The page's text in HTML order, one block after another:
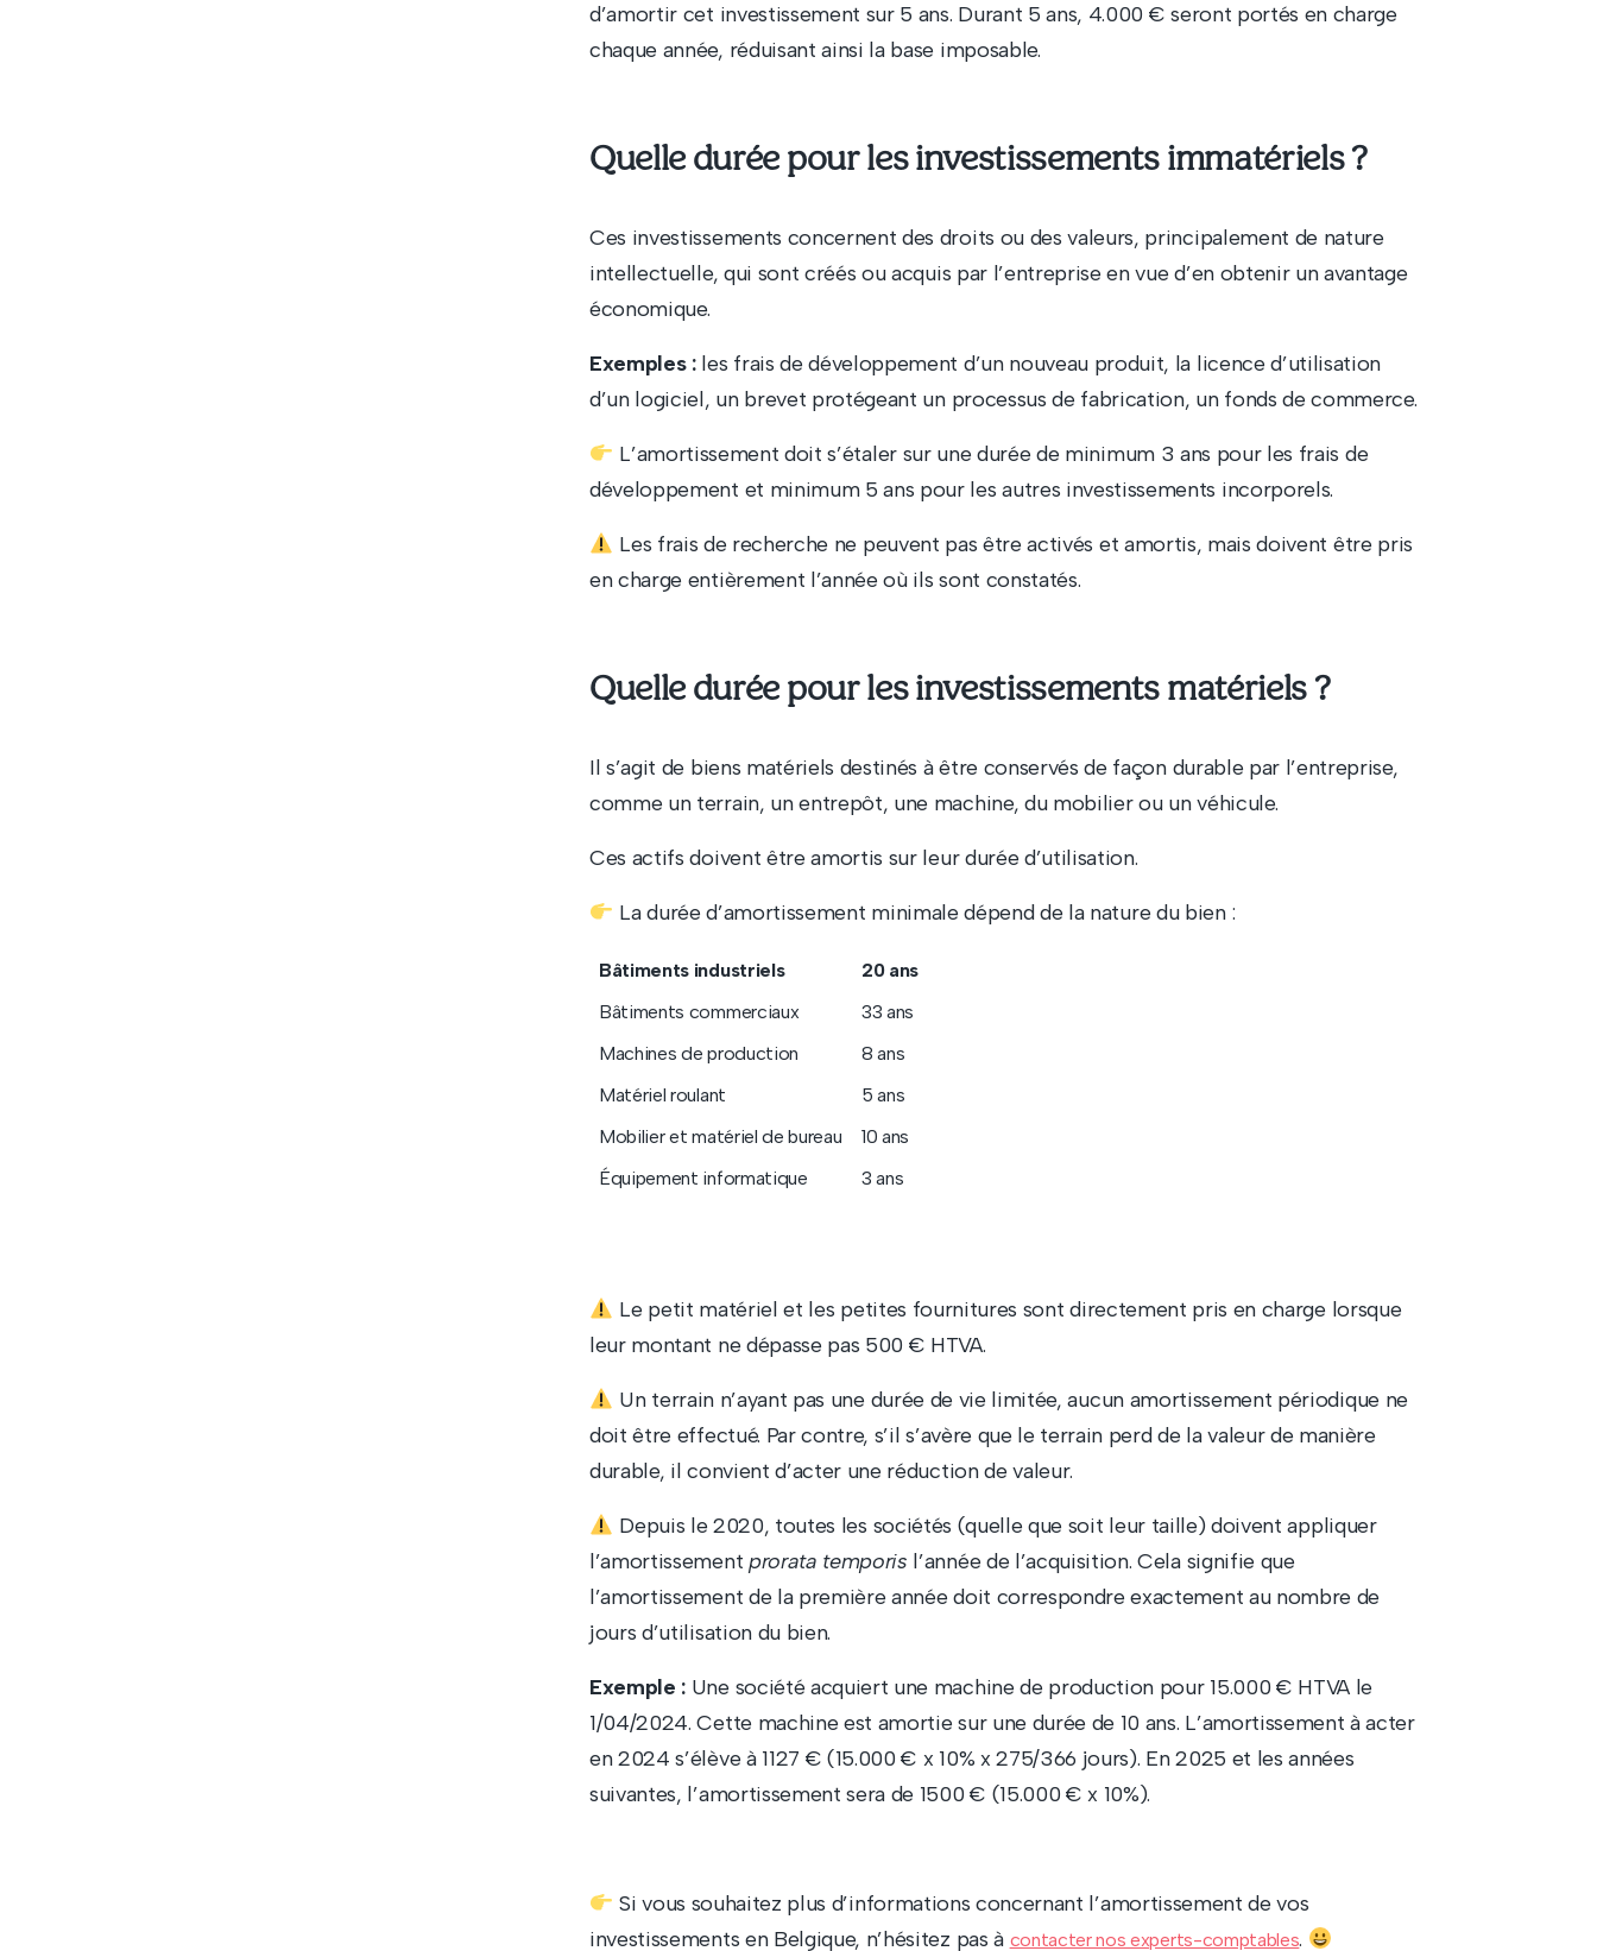
d’amortir cet investissement sur 5 ans. Durant 5 ans, 4.000 € seront portés en charge
chaque année, réduisant ainsi la base imposable.
Quelle durée pour les investissements immatériels ?
Ces investissements concernent des droits ou des valeurs, principalement de nature
intellectuelle, qui sont créés ou acquis par l’entreprise en vue d’en obtenir un avantage
économique.
Exemples :les frais de développement d’un nouveau produit, la licence d’utilisation
d’un logiciel, un brevet protégeant un processus de fabrication, un fonds de commerce.
L’amortissement doit s’étaler sur une durée de minimum 3 ans pour les frais de
développement et minimum 5 ans pour les autres investissements incorporels.
Les frais de recherche ne peuvent pas être activés et amortis, mais doivent être pris
en charge entièrement l’année où ils sont constatés.
Quelle durée pour les investissements matériels ?
Il s’agit de biens matériels destinés à être conservés de façon durable par l’entreprise,
comme un terrain, un entrepôt, une machine, du mobilier ou un véhicule.
Ces actifs doivent être amortis sur leur durée d’utilisation.
La durée d’amortissement minimale dépend de la nature du bien :
Bâtiments industriels
20 ans
Bâtiments commerciaux
33 ans
Machines de production
8 ans
Matériel roulant
5 ans
Mobilier et matériel de bureau
10 ans
Équipement informatique
3 ans
Le petit matériel et les petites fournitures sont directement pris en charge lorsque
leur montant ne dépasse pas 500 € HTVA.
Un terrain n’ayant pas une durée de vie limitée, aucun amortissement périodique ne
doit être effectué. Par contre, s’il s’avère que le terrain perd de la valeur de manière
durable, il convient d’acter une réduction de valeur.
Depuis le 2020, toutes les sociétés (quelle que soit leur taille) doivent appliquer
l’amortissement prorata temporis l’année de l’acquisition. Cela signifie que
l’amortissement de la première année doit correspondre exactement au nombre de
jours d’utilisation du bien.
Exemple : Une société acquiert une machine de production pour 15.000 € HTVA le
1/04/2024. Cette machine est amortie sur une durée de 10 ans. L’amortissement à acter
en 2024 s’élève à 1127 € (15.000 € x 10% x 275/366 jours). En 2025 et les années
suivantes, l’amortissement sera de 1500 € (15.000 € x 10%).
Si vous souhaitez plus d’informations concernant l’amortissement de vos
investissements en Belgique, n’hésitez pas à contacter nos experts-comptables.